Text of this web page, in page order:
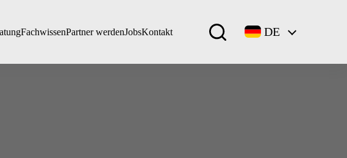
FachwissenPartner werdenJobsKontakt DE